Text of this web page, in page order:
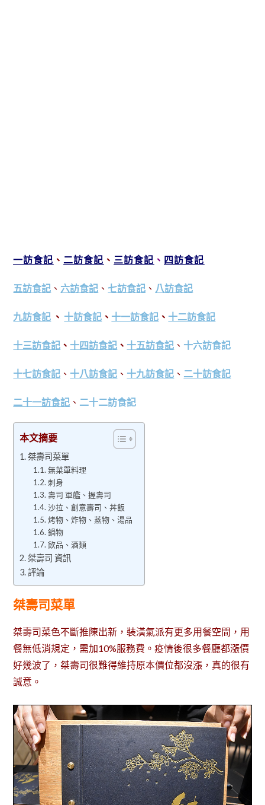
一訪食記 、 二訪食記 、 三訪食記 、 四訪食記
五訪食記 、 六訪食記 、 七訪食記 、 八訪食記
九訪食記 、 十訪食記 、 十一訪食記 、 十二訪食記
十三訪食記 、 十四訪食記 、 十五訪食記 、 十六訪食記
十七訪食記 、 十八訪食記 、 十九訪食記 、 二十訪食記
二十一訪食記 、 二十二訪食記
本文摘要
桀壽司菜單
無菜單料理
刺身
壽司 軍艦、握壽司
沙拉、創意壽司、丼飯
烤物、炸物、蒸物、湯品
鍋物
飲品、酒類
桀壽司 資訊
評論
桀壽司菜單
桀壽司菜色不斷推陳出新，裝潢氣派有更多用餐空間，用
餐無低消規定，需加10%服務費。疫情後很多餐廳都漲價
好幾波了，桀壽司很難得維持原本價位都沒漲，真的很有
誠意。